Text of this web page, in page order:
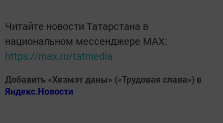
Читайте новости Татарстана в
национальном мессенджере MАХ:
https://max.ru/tatmedia
Добавить «Хезмэт даны» («Трудовая слава») в
Яндекс.Новости